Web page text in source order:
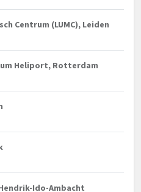
Centrum (LUMC), Leiden
Heliport, Rotterdam
Ido-Ambacht